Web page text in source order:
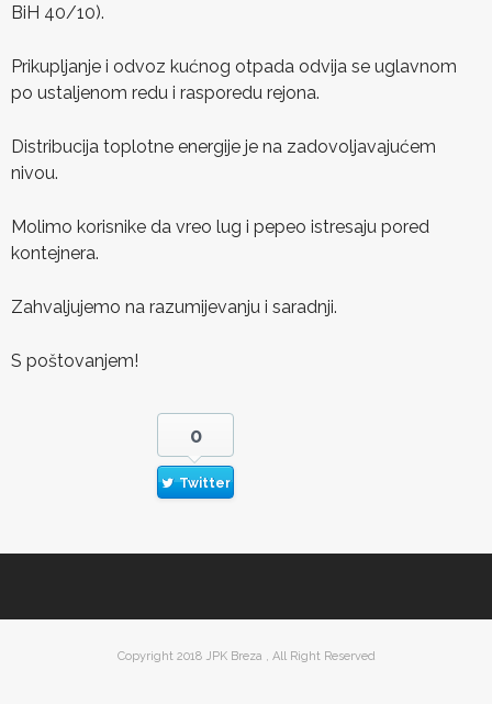
BiH 40/10).
Prikupljanje i odvoz kućnog otpada odvija se uglavnom
po ustaljenom redu i rasporedu rejona.
Distribucija toplotne energije je na zadovoljavajućem
nivou.
Molimo korisnike da vreo lug i pepeo istresaju pored
kontejnera.
Zahvaljujemo na razumijevanju i saradnji.
S poštovanjem!
0
Twitter
Copyright 2018 JPK Breza , All Right Reserved